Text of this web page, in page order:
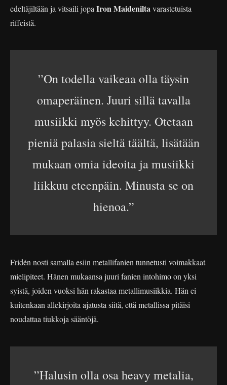
edeltäjiltään ja vitsaili jopa Iron Maidenilta varastetuista
riffeistä.
”On todella vaikeaa olla täysin
omaperäinen. Juuri sillä tavalla
musiikki myös kehittyy. Otetaan
pieniä palasia sieltä täältä, lisätään
mukaan omia ideoita ja musiikki
liikkuu eteenpäin. Minusta se on
hienoa.”
Fridén nosti samalla esiin metallifanien tunnetusti voimakkaat
mielipiteet. Hänen mukaansa juuri fanien intohimo on yksi
syistä, joiden vuoksi hän rakastaa metallimusiikkia. Hän ei
kuitenkaan allekirjoita ajatusta siitä, että metallissa pitäisi
noudattaa tiukkoja sääntöjä.
”Halusin olla osa heavy metalia,